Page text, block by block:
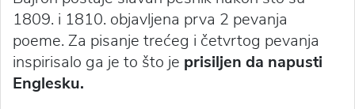
1809. i 1810. objavljena prva 2 pevanja
poeme. Za pisanje trećeg i četvrtog pevanja
inspirisalo ga je to što je prisiljen da napusti
Englesku.